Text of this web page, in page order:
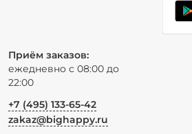
Приём заказов:
ежедневно с 08:00 до
22:00
+7 (495) 133-65-42
zakaz@bighappy.ru